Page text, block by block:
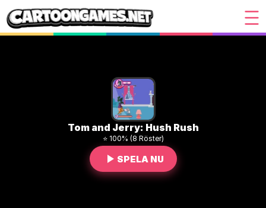
Tom and Jerry: Hush Rush
⭐ 100% (8 Röster)
SPELA NU